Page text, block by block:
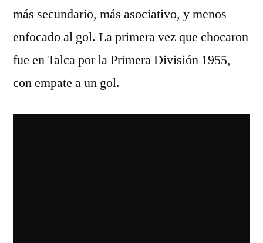
más secundario, más asociativo, y menos
enfocado al gol. La primera vez que chocaron
fue en Talca por la Primera División 1955,
con empate a un gol.